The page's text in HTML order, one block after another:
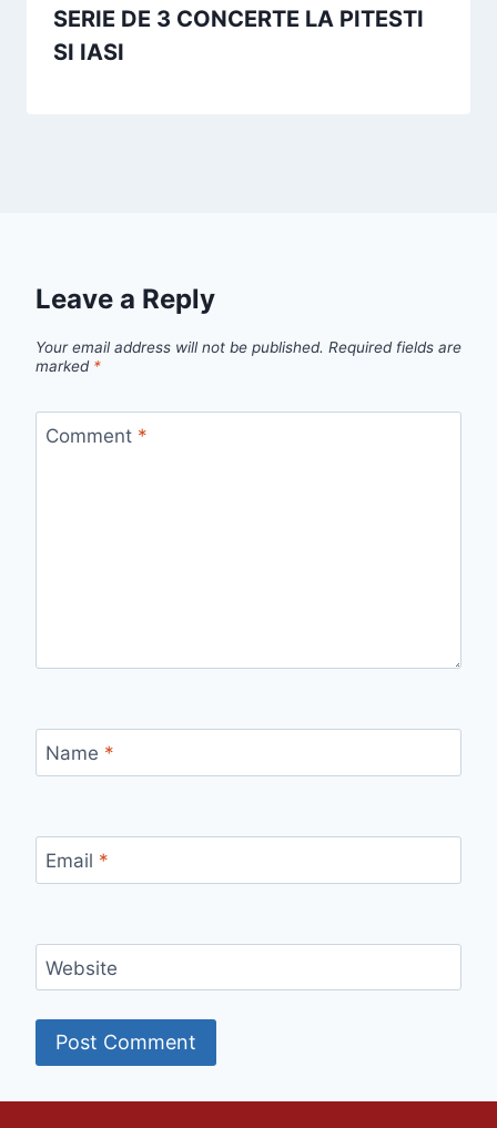
SERIE DE 3 CONCERTE LA PITESTI
SI IASI
Leave a Reply
Your email address will not be published. Required fields are
marked *
Comment *
Name *
Email *
Website